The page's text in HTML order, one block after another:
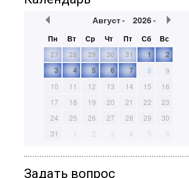
Август 2026
Пн Вт Ср Чт Пт Сб
Вс
27
28 29 30 31 1
2
3
4 5 6 7 8
9
10
11 12 13 14 15
16
17
18 19 20 21 22
23
24
25 26 27 28 29
30
31
1 2 3 4 5 6
Задать вопрос